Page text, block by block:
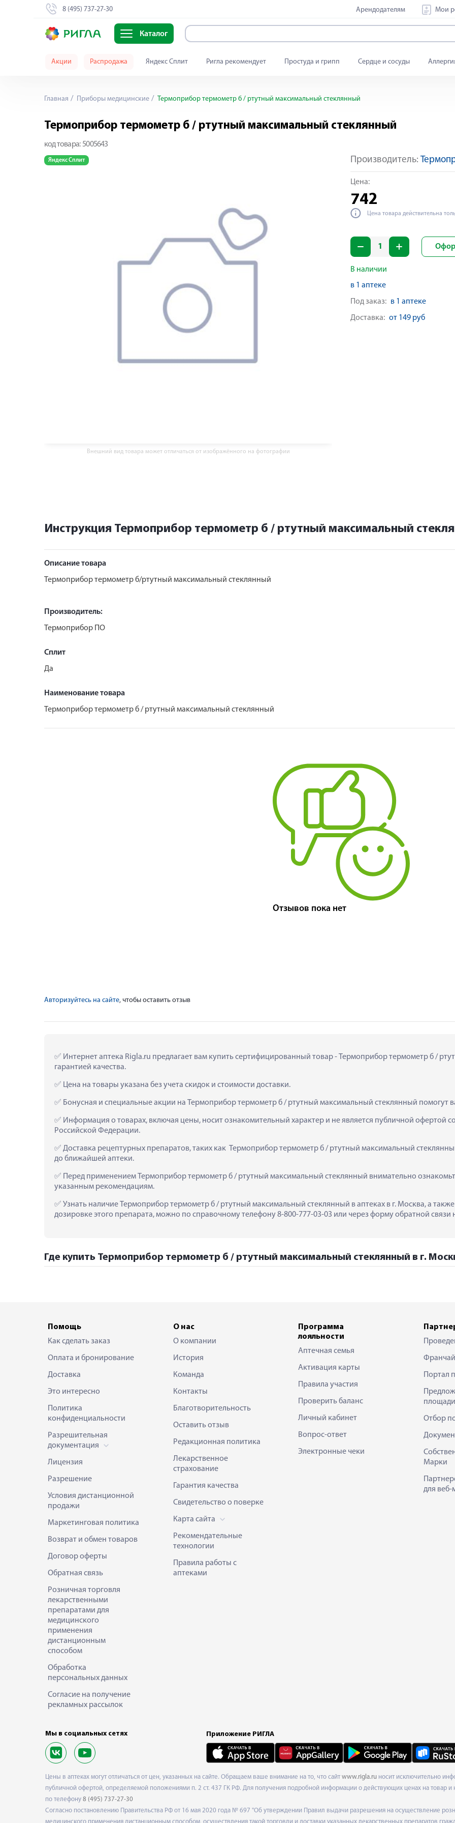
8 (495) 737-27-30 Арендодателям Мои
Каталог
Акции Распродажа Яндекс Сплит Ригла рекомендует Простуда и грипп Сердце и сосуды
Главная Приборы медицинские Термоприбор термометр б / ртутный максимальный стеклянный
Термоприбор термометр б / ртутный максимальный стеклянный
код товара: 5005643
Яндекс Сплит
Внешний вид товара может отличаться от изображённого на фотографии
Производитель:
Цена:
742
Цена товара действительна
В наличии
в 1 аптеке
Под заказ: в 1 аптеке
Доставка: от 149 руб
Инструкция Термоприбор термометр б / ртутный максимальный
Описание товара
Термоприбор термометр б/ртутный максимальный стеклянный
Производитель:
Термоприбор ПО
Сплит
Да
Наименование товара
Термоприбор термометр б / ртутный максимальный стеклянный
Отзывов пока нет
Авторизуйтесь на сайте, чтобы оставить отзыв
Интернет аптека Rigla.ru предлагает вам купить сертифицированный товар - Термоприбор термометр б /
гарантией качества.
Цена на товары указана без учета скидок и стоимости доставки.
Бонусная и специальные акции на Термоприбор термометр б / ртутный максимальный стеклянный помогут
Информация о товарах, включая цены, носит ознакомительный характер и не является публичной офертой
Российской Федерации.
Доставка рецептурных препаратов, таких как  Термоприбор термометр б / ртутный максимальный
до ближайшей аптеки.
Перед применением Термоприбор термометр б / ртутный максимальный стеклянный внимательно
указанным рекомендациям.
Узнать наличие Термоприбор термометр б / ртутный максимальный стеклянный в аптеках в г. Москва, а
дозировке этого препарата, можно по справочному телефону 8-800-777-03-03 или через форму обратной связи
Где купить Термоприбор термометр б / ртутный максимальный стеклянный в г.
Помощь
Как сделать заказ
Оплата и бронирование
Доставка
Это интересно
Политика
конфиденциальности
Разрешительная
документация
Лицензия
Разрешение
Условия дистанционной
продажи
Маркетинговая политика
Возврат и обмен товаров
Договор оферты
Обратная связь
Розничная торговля
лекарственными
препаратами для
медицинского
применения
дистанционным
способом
Обработка
персональных данных
Согласие на получение
рекламных рассылок
О нас
О компании
История
Команда
Контакты
Благотворительность
Оставить отзыв
Редакционная политика
Лекарственное
страхование
Гарантия качества
Свидетельство о поверке
Карта сайта
Рекомендательные
технологии
Правила работы с
аптеками
Программа
лояльности
Аптечная семья
Активация карты
Правила участия
Проверить баланс
Личный кабинет
Вопрос-ответ
Электронные чеки
Портал
Отбор
Марки
для веб-
Мы в социальных сетях Приложение РИГЛА
Цены в аптеках могут отличаться от цен, указанных на сайте. Обращаем ваше внимание на то, что сайт www.rigla.ru носит исключительно
публичной офертой, определяемой положениями п. 2 ст. 437 ГК РФ. Для получения подробной информации о действующих ценах на товар и
по телефону 8 (495) 737-27-30
Согласно постановлению Правительства РФ от 16 мая 2020 года № 697 "Об утверждении Правил выдачи разрешения на осуществление